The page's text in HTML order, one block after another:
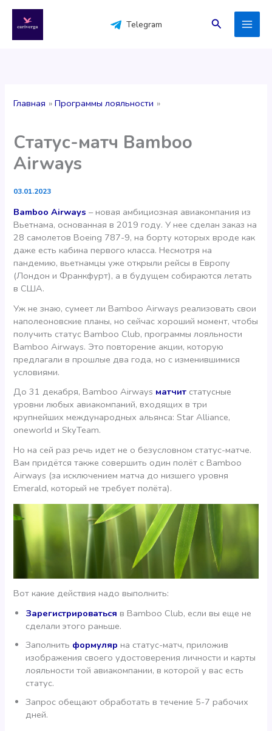
содержимому
Telegram Поиск
Главная Программы лояльности
Статус-матч Bamboo
Airways
03.01.2023
Bamboo Airways – новая амбициозная авиакомпания из
Вьетнама, основанная в 2019 году. У нее сделан заказ на
28 самолетов Boeing 787-9, на борту которых вроде как
даже есть кабина первого класса. Несмотря на
пандемию, вьетнамцы уже открыли рейсы в Европу
(Лондон и Франкфурт), а в будущем собираются летать
в США.
Уж не знаю, сумеет ли Bamboo Airways реализовать свои
наполеоновские планы, но сейчас хороший момент, чтобы
получить статус Bamboo Club, программы лояльности
Bamboo Airways. Это повторение акции, которую
предлагали в прошлые два года, но с изменившимися
условиями.
До 31 декабря, Bamboo Airways матчит статусные
уровни любых авиакомпаний, входящих в три
крупнейших международных альянса: Star Alliance,
oneworld и SkyTeam.
Но на сей раз речь идет не о безусловном статус-матче.
Вам придётся также совершить один полёт с Bamboo
Airways (за исключением матча до низшего уровня
Emerald, который не требует полёта).
Вот какие действия надо выполнить:
Зарегистрироваться в Bamboo Club, если вы еще не
сделали этого раньше.
Заполнить формуляр на статус-матч, приложив
изображения своего удостоверения личности и карты
лояльности той авиакомпании, в которой у вас есть
статус.
Запрос обещают обработать в течение 5-7 рабочих
дней.